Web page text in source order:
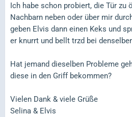
Ich habe schon probiert, die Tür zu
Nachbarn neben oder über mir
geben Elvis dann einen Keks und
er knurrt und bellt trzd bei
Hat jemand dieselben Probleme
diese in den Griff bekommen?
Vielen Dank & viele Grüße
Selina & Elvis